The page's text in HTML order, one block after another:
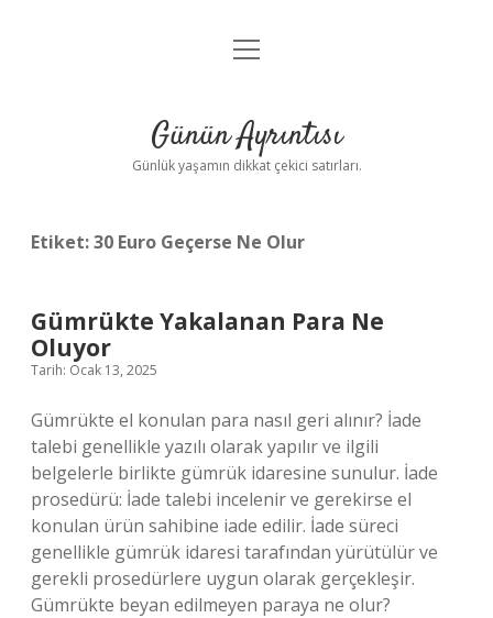
Anasayfa
Yasal Uyarı
menüyü
Günün Ayrıntısı
Günlük yaşamın dikkat çekici satırları.
Etiket:30 Euro Geçerse Ne Olur
Gümrükte Yakalanan Para Ne
Oluyor
Tarih: Ocak 13, 2025
Gümrükte el konulan para nasıl geri alınır? İade
talebi genellikle yazılı olarak yapılır ve ilgili
belgelerle birlikte gümrük idaresine sunulur. İade
prosedürü: İade talebi incelenir ve gerekirse el
konulan ürün sahibine iade edilir. İade süreci
genellikle gümrük idaresi tarafından yürütülür ve
gerekli prosedürlere uygun olarak gerçekleşir.
Gümrükte beyan edilmeyen paraya ne olur?